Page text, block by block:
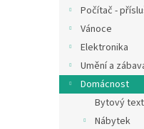
Počítač -
Vánoce
Elektronika
Umění a
Domácnost
Bytový
Nábytek